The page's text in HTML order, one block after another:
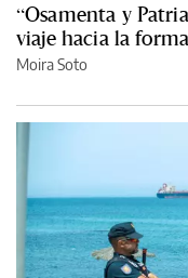
“Osamenta y
viaje hacia la
Moira Soto